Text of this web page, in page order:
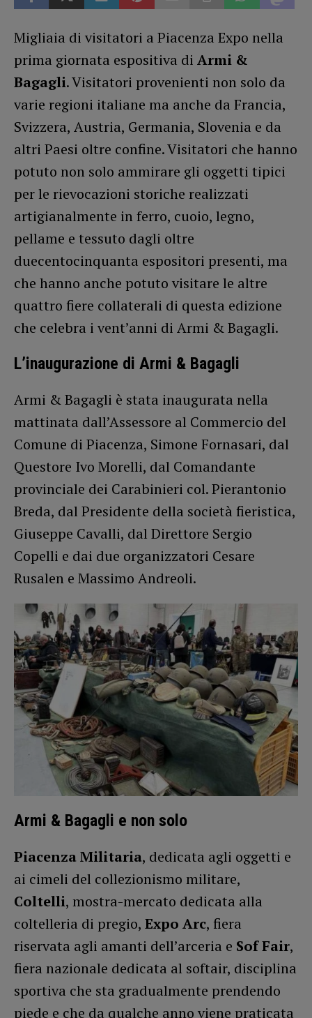
Migliaia di visitatori a Piacenza Expo nella
prima giornata espositiva di Armi &
Bagagli. Visitatori provenienti non solo da
varie regioni italiane ma anche da Francia,
Svizzera, Austria, Germania, Slovenia e da
altri Paesi oltre confine. Visitatori che hanno
potuto non solo ammirare gli oggetti tipici
per le rievocazioni storiche realizzati
artigianalmente in ferro, cuoio, legno,
pellame e tessuto dagli oltre
duecentocinquanta espositori presenti, ma
che hanno anche potuto visitare le altre
quattro fiere collaterali di questa edizione
che celebra i vent’anni di Armi & Bagagli.
L’inaugurazione di Armi & Bagagli
Armi & Bagagli è stata inaugurata nella
mattinata dall’Assessore al Commercio del
Comune di Piacenza, Simone Fornasari, dal
Questore Ivo Morelli, dal Comandante
provinciale dei Carabinieri col. Pierantonio
Breda, dal Presidente della società fieristica,
Giuseppe Cavalli, dal Direttore Sergio
Copelli e dai due organizzatori Cesare
Rusalen e Massimo Andreoli.
Armi & Bagagli e non solo
Piacenza Militaria, dedicata agli oggetti e
ai cimeli del collezionismo militare,
Coltelli, mostra-mercato dedicata alla
coltelleria di pregio, Expo Arc, fiera
riservata agli amanti dell’arceria e Sof Fair,
fiera nazionale dedicata al softair, disciplina
sportiva che sta gradualmente prendendo
piede e che da qualche anno viene praticata